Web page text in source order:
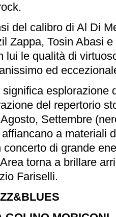
del calibro di Al Di
Zappa, Tosin Abasi
lui le qualità di
ed
significa esplorazione
del repertorio
Settembre
a materiali
di grande
torna a brillare
Fariselli.